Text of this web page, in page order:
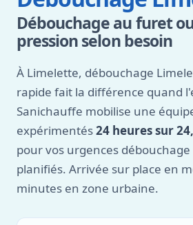
Débouchage au furet
pression selon besoin
À Limelette, débouchage
rapide fait la différence quand
Sanichauffe mobilise une
expérimentés24 heures sur
pour vos urgences
planifiés. Arrivée sur place en
minutes en zone urbaine.